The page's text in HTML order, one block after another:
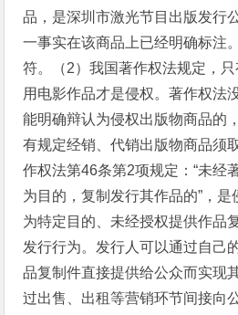
品，是深圳市激光节目出版发行
一事实在该商品上已经明确标注
符。（2）我国著作权法规定，
用电影作品才是侵权。著作权法
能明确辩认为侵权出版物商品的
有规定经销、代销出版物商品须
作权法第46条第2项规定：“未经
为目的，复制发行其作品的”，
为特定目的、未经授权提供作品
发行行为。发行人可以通过自己
品复制件直接提供给公众而实现
过出售、出租等营销环节间接向